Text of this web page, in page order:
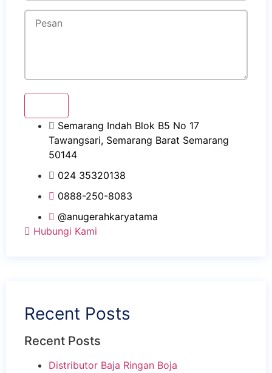
Semarang Indah Blok B5 No 17
Tawangsari, Semarang Barat Semarang
50144
024 35320138
0888-250-8083
@anugerahkaryatama
Hubungi Kami
Recent Posts
Recent Posts
Distributor Baja Ringan Boja